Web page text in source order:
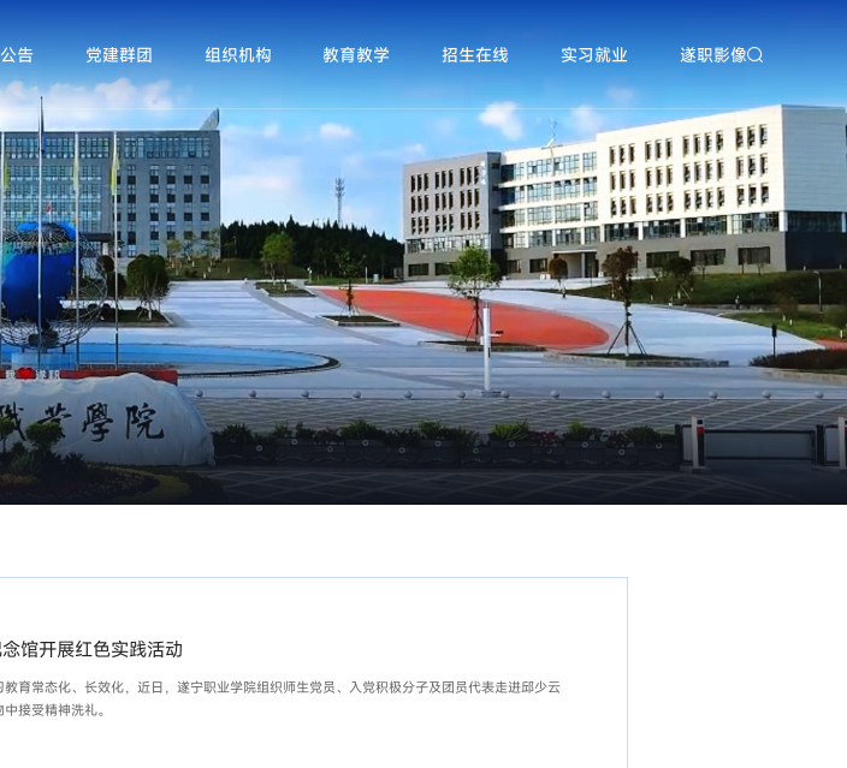
告 党建群团 组织机构 教育教学 招生在线 实习就业 遂职影像
馆开展红色实践活动
育常态化、长效化，近日，遂宁职业学院组织师生党员、入党积极分子及团员代表走进邱少云
接受精神洗礼。